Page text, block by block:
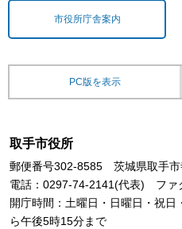
市役所庁舎案内
PC版を表示
取手市役所
郵便番号302-8585 茨城県取手市
電話：0297-74-2141(代表) ファ
開庁時間：土曜日・日曜日・祝
ら午後5時15分まで